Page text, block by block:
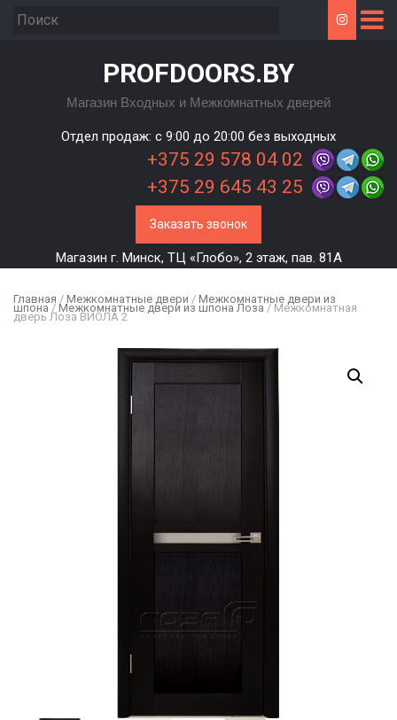
PROFDOORS.BY
Магазин Входных и Межкомнатных дверей
Отдел продаж: c 9:00 до 20:00 без выходных
+375 29 578 04 02
+375 29 645 43 25
Заказать звонок
Магазин г. Минск, ТЦ «Глобо», 2 этаж, пав. 81А
Главная / Межкомнатные двери / Межкомнатные двери из
шпона / Межкомнатные двери из шпона Лоза / Межкомнатная
дверь Лоза ВИОЛА 2